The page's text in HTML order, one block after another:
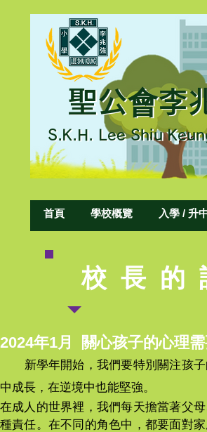
聖公會李
S.K.H. Lee Shiu
聖公會李
S.K.H. Lee Shiu
首頁 學校概覽 入學 / 升
校 長 的
2024年1月 關心孩子的心理
新學年開始，我們要特別關注孩
中成長，在逆境中也能堅強。
在成人的世界裡，我們每天擔當著父
種責任。在不同的角色中，都要面對